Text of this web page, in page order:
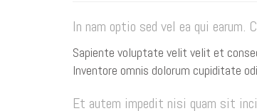
In nam optio sed vel ea qui earum.
Sapiente voluptate velit velit et
Inventore omnis dolorum cupiditate
Et autem impedit nisi quam sit